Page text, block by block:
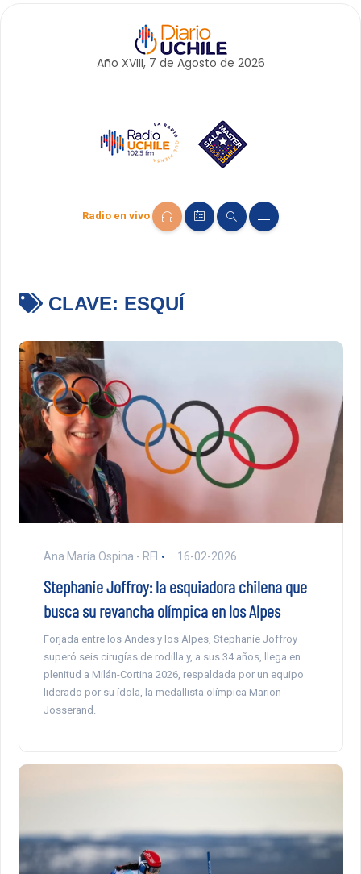
Año XVIII, 7 de Agosto de 2026
Radio en vivo
CLAVE: ESQUÍ
Ana María Ospina - RFI 16-02-2026
Stephanie Joffroy: la esquiadora chilena que
busca su revancha olímpica en los Alpes
Forjada entre los Andes y los Alpes, Stephanie Joffroy
superó seis cirugías de rodilla y, a sus 34 años, llega en
plenitud a Milán-Cortina 2026, respaldada por un equipo
liderado por su ídola, la medallista olímpica Marion
Josserand.